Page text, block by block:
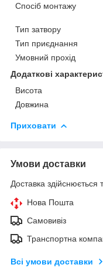
Спосіб монтажу
Тип затвору
Тип приєднання
Умовний прохід
Додаткові
Висота
Довжина
Приховати
Умови доставки
Доставка здійснюється
Нова Пошта
Самовивіз
Транспортна
Всі умови доставки